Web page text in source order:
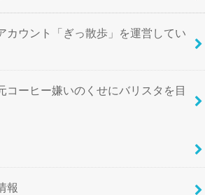
カウント「ぎっ散歩」を運営してい
コーヒー嫌いのくせにバリスタを目
報